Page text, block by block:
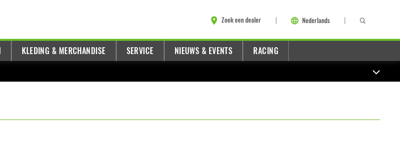
Zoek een dealer Nederlands
KLEDING & MERCHANDISE SERVICE NIEUWS & EVENTS RACING